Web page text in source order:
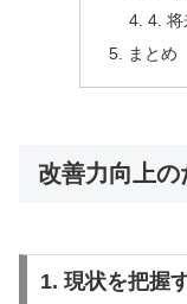
4. 将
まとめ
改善力向上の
1. 現状を把握